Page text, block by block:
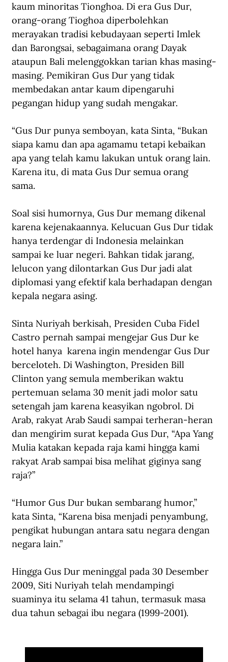
kaum minoritas Tionghoa. Di era Gus Dur,
orang-orang Tioghoa diperbolehkan
merayakan tradisi kebudayaan seperti Imlek
dan Barongsai, sebagaimana orang Dayak
ataupun Bali melenggokkan tarian khas masing-
masing. Pemikiran Gus Dur yang tidak
membedakan antar kaum dipengaruhi
pegangan hidup yang sudah mengakar.
“Gus Dur punya semboyan, kata Sinta, “Bukan
siapa kamu dan apa agamamu tetapi kebaikan
apa yang telah kamu lakukan untuk orang lain.
Karena itu, di mata Gus Dur semua orang
sama.
Soal sisi humornya, Gus Dur memang dikenal
karena kejenakaannya. Kelucuan Gus Dur tidak
hanya terdengar di Indonesia melainkan
sampai ke luar negeri. Bahkan tidak jarang,
lelucon yang dilontarkan Gus Dur jadi alat
diplomasi yang efektif kala berhadapan dengan
kepala negara asing.
Sinta Nuriyah berkisah, Presiden Cuba Fidel
Castro pernah sampai mengejar Gus Dur ke
hotel hanya  karena ingin mendengar Gus Dur
berceloteh. Di Washington, Presiden Bill
Clinton yang semula memberikan waktu
pertemuan selama 30 menit jadi molor satu
setengah jam karena keasyikan ngobrol. Di
Arab, rakyat Arab Saudi sampai terheran-heran
dan mengirim surat kepada Gus Dur, “Apa Yang
Mulia katakan kepada raja kami hingga kami
rakyat Arab sampai bisa melihat giginya sang
raja?”
“Humor Gus Dur bukan sembarang humor,”
kata Sinta, “Karena bisa menjadi penyambung,
pengikat hubungan antara satu negara dengan
negara lain.”
Hingga Gus Dur meninggal pada 30 Desember
2009, Siti Nuriyah telah mendampingi
suaminya itu selama 41 tahun, termasuk masa
dua tahun sebagai ibu negara (1999-2001).